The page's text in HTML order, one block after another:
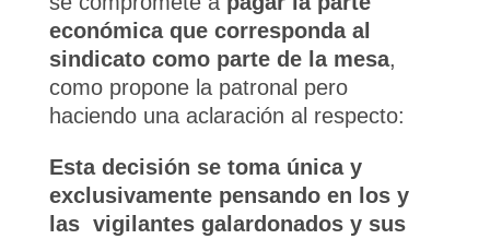
económica que corresponda al
sindicato como parte de la mesa,
como propone la patronal pero
haciendo una aclaración al respecto:
Esta decisión se toma única y
exclusivamente pensando en los y
las vigilantes galardonados y sus